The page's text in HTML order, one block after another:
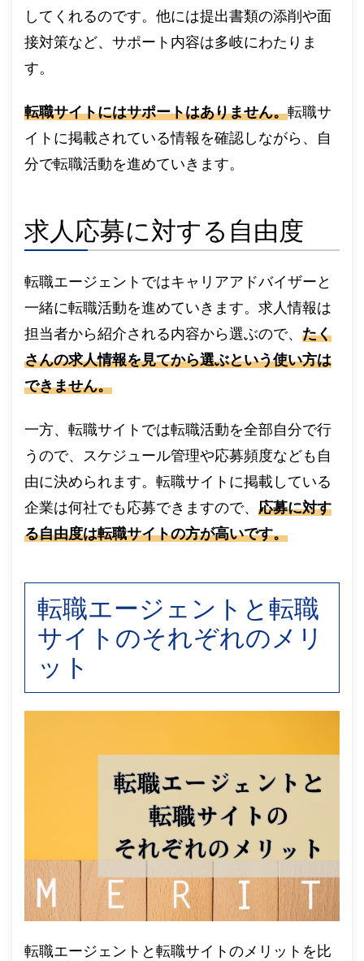
してくれるのです。他には提出書類の添削や面
接対策など、サポート内容は多岐にわたりま
す。
転職サイトにはサポートはありません。転職サ
イトに掲載されている情報を確認しながら、自
分で転職活動を進めていきます。
求人応募に対する自由度
転職エージェントではキャリアアドバイザーと
一緒に転職活動を進めていきます。求人情報は
担当者から紹介される内容から選ぶので、 たく
さんの求人情報を見てから選ぶという使い方は
できません。
一方、転職サイトでは転職活動を全部自分で行
うので、スケジュール管理や応募頻度なども自
由に決められます。転職サイトに掲載している
企業は何社でも応募できますので、 応募に対す
る自由度は転職サイトの方が高いです。
転職エージェントと転職
サイトのそれぞれのメリ
ット
転職エージェントと転職サイトのメリットを比